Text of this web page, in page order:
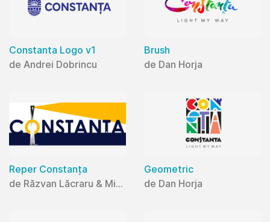
Constanta Logo v1
de Andrei Dobrincu
Brush
de Dan Horja
Reper Constanța
de Răzvan Lăcraru & Mihaela Lăcraru
Geometric
de Dan Horja